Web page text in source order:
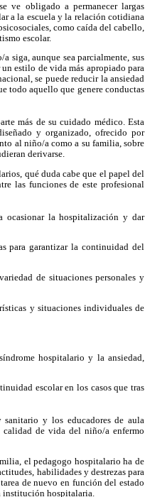
ve obligado a permanecer largas
a la escuela y la relación cotidiana
como caída del cabello,
escolar.
siga, aunque sea parcialmente, sus
estilo de vida más apropiado para
se puede reducir la ansiedad
todo aquello que genere conductas
más de su cuidado médico. Esta
y organizado, ofrecido por
al niño/a como a su familia, sobre
derivarse.
qué duda cabe que el papel del
las funciones de este profesional
ocasionar la hospitalización y dar
para garantizar la continuidad del
de situaciones personales y
y situaciones individuales de
hospitalario y la ansiedad,
escolar en los casos que tras
sanitario y los educadores de aula
de vida del niño/a enfermo
el pedagogo hospitalario ha de
habilidades y destrezas para
de nuevo en función del estado
institución hospitalaria.